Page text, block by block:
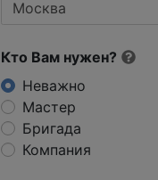
Кто Вам нужен?
Неважно
Мастер
Бригада
Компания